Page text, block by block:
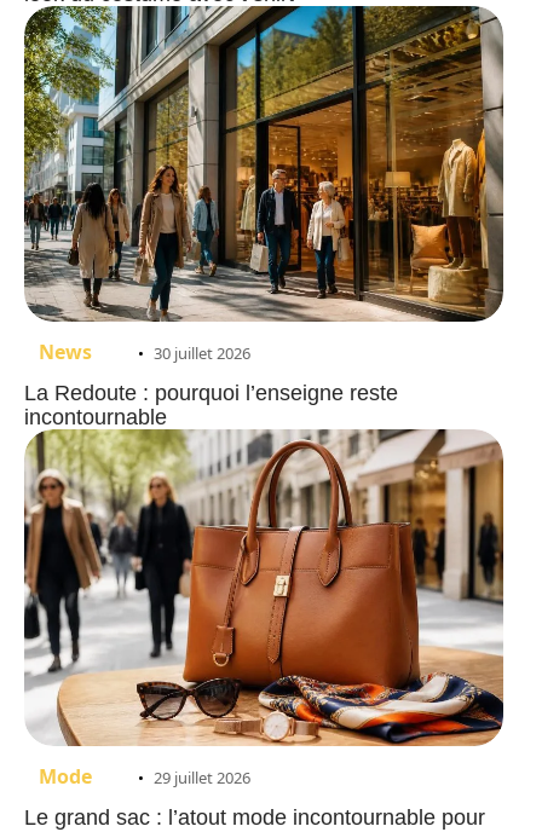
News 30 juillet 2026
La Redoute : pourquoi l’enseigne reste
incontournable
Mode 29 juillet 2026
Le grand sac : l’atout mode incontournable pour